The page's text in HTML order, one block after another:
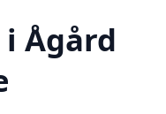
Ågård